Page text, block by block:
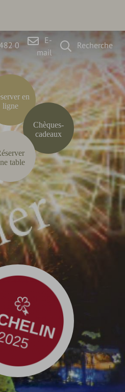
0
E-
mail
Recherche
en
ligne
Chèques-
cadeaux
table